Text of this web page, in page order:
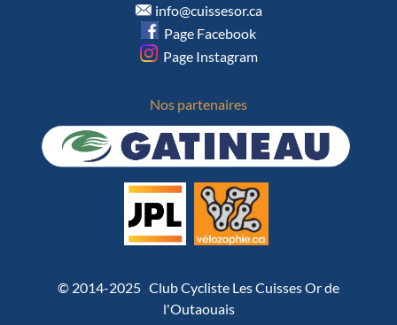
Nos partenaires
© 2014-2025 Club Cycliste Les Cuisses Or de
l'Outaouais
info@cuissesor.ca
Page Facebook
Page Instagram